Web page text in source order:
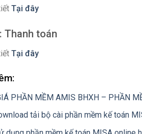
Tại đây
Thanh toán
Tại đây
PHẦN MỀM AMIS BHXH – PHẦN
tải bộ cài phần mềm kế toán